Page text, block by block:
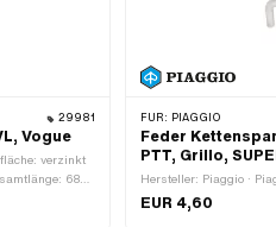
29981
Vogue
verzinkt
68
1 Stk.
FÜR: PIAGGIO
Feder
PTT, Grillo,
Hersteller: Piaggio ·
EUR 4,60